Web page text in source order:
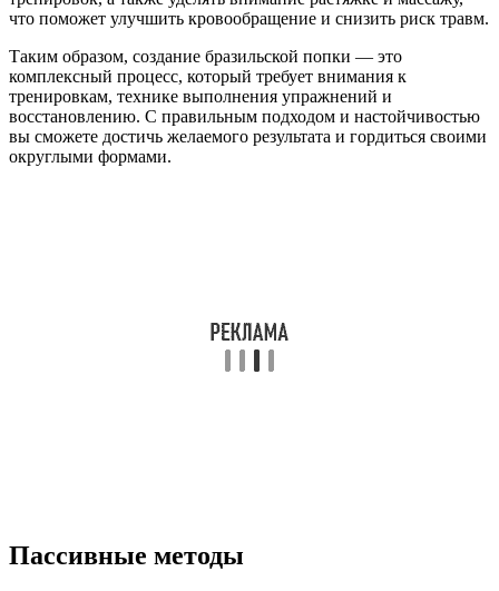
что поможет улучшить кровообращение и снизить риск травм.
Таким образом, создание бразильской попки — это
комплексный процесс, который требует внимания к
тренировкам, технике выполнения упражнений и
восстановлению. С правильным подходом и настойчивостью
вы сможете достичь желаемого результата и гордиться своими
округлыми формами.
Пассивные методы